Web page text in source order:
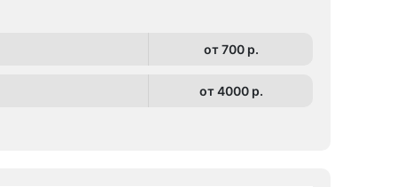
от 700 p.
от 4000 p.